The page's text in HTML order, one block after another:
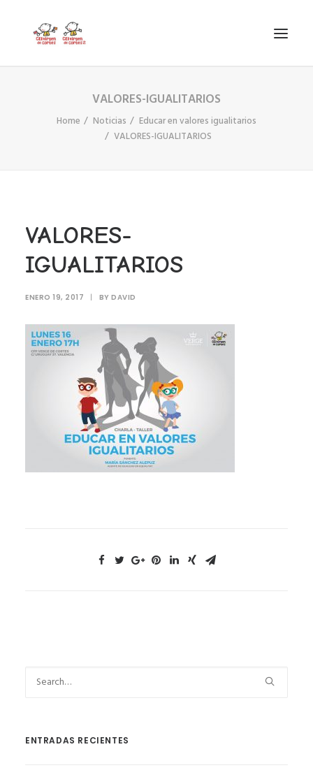
VIRGEN DE CORTES
LODP
SEARCH
VALORES-IGUALITARIOS
Home Noticias
Educar en valores igualitarios
VALORES-IGUALITARIOS
VALORES-
IGUALITARIOS
ENERO 19, 2017 | BY DAVID
ENTRADAS RECIENTES